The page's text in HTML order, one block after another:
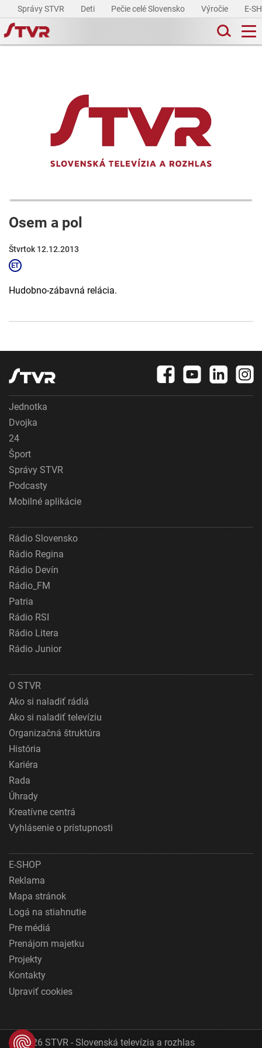
Správy STVR Deti Pečie celé Slovensko Výročie E-
Osem a pol
Štvrtok 12.12.2013
Hudobno-zábavná relácia.
Jednotka
Dvojka
24
Šport
Správy STVR
Podcasty
Mobilné aplikácie
Rádio Slovensko
Rádio Regina
Rádio Devín
Rádio_FM
Patria
Rádio RSI
Rádio Litera
Rádio Junior
O STVR
Ako si naladiť rádiá
Ako si naladiť televíziu
Organizačná štruktúra
História
Kariéra
Rada
Úhrady
Kreatívne centrá
Vyhlásenie o prístupnosti
E-SHOP
Reklama
Mapa stránok
Logá na stiahnutie
Pre médiá
Prenájom majetku
Projekty
Kontakty
Upraviť cookies
© 2026 STVR - Slovenská televízia a rozhlas